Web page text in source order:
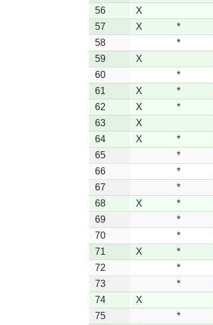
56
X
57
X *
58
*
59
X
60
*
61
X *
62
X *
63
X
64
X *
65
*
66
*
67
*
68
X *
69
*
70
*
71
X *
72
*
73
*
74
X
75
*